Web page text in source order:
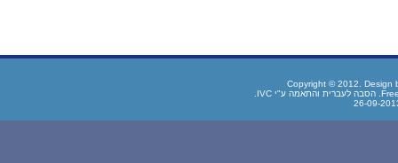
Copyright © 2012. Design
. הסבה לעברית והתאמה ע"י IVC.